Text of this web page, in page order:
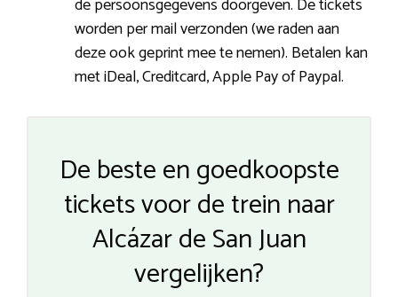
worden per mail verzonden (we raden aan
deze ook geprint mee te nemen). Betalen kan
met iDeal, Creditcard, Apple Pay of Paypal.
De beste en goedkoopste
tickets voor de trein naar
Alcázar de San Juan
vergelijken?